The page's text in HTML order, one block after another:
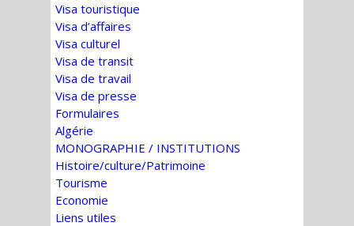
Visa touristique
Visa d’affaires
Visa culturel
Visa de transit
Visa de travail
Visa de presse
Formulaires
Algérie
MONOGRAPHIE / INSTITUTIONS
Histoire/culture/Patrimoine
Tourisme
Economie
Liens utiles